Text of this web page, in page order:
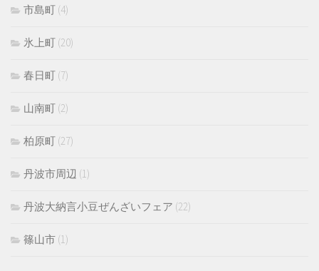
市島町 (4)
氷上町 (20)
春日町 (7)
山南町 (2)
柏原町 (27)
丹波市周辺 (1)
丹波大納言小豆ぜんざいフェア (22)
篠山市 (1)